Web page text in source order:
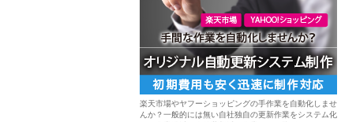
楽天市場やヤフーショッピングの手作業を自動化しませ
んか？一般的には無い自社独自の更新作業をシステム化